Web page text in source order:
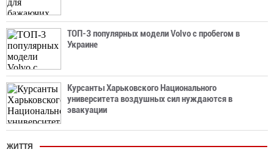
ТОП-3 популярных модели Volvo с пробегом в
Украине
Курсанты Харьковского Национального
университета воздушных сил нуждаются в
эвакуации
ЖИТТЯ